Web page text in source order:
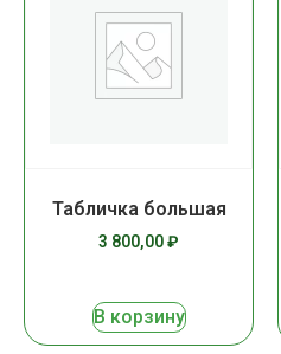
Табличка большая
3 800,00₽
В корзину